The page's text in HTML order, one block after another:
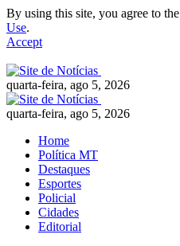
By using this site, you agree to the
Use.
Accept
quarta-feira, ago 5, 2026
quarta-feira, ago 5, 2026
Home
Política MT
Destaques
Esportes
Policial
Cidades
Editorial